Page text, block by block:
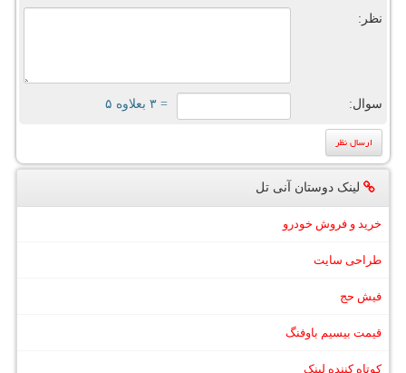
نظر:
سوال: = ۳ بعلاوه ۵
لینک دوستان آنی تل
خرید و فروش خودرو
طراحی سایت
فیش حج
قیمت بیسیم باوفنگ
کوتاه کننده لینک